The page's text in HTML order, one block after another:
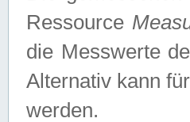
Ressource
die Messwerte
Alternativ kann
werden.